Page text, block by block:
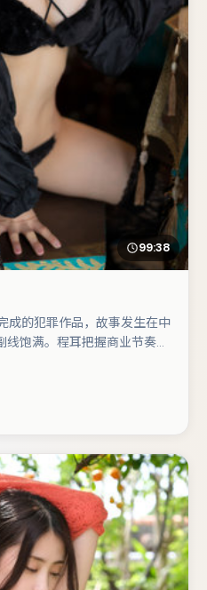
99:38
成的犯罪作品，故事发生在中
饱满。程耳把握商业节奏的
感锚点，雷佳音则以细节塑造
度较高，适合周末一口气追